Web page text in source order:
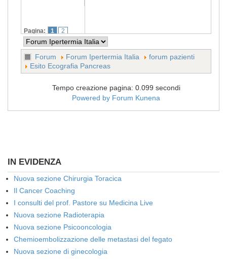
Pagina: 1 2
Forum Forum Ipertermia Italia
forum pazienti
Esito Ecografia Pancreas
Tempo creazione pagina: 0.099 secondi
Powered by Forum Kunena
IN EVIDENZA
Nuova sezione Chirurgia Toracica
Il Cancer Coaching
I consulti del prof. Pastore su Medicina Live
Nuova sezione Radioterapia
Nuova sezione Psicooncologia
Chemioembolizzazione delle metastasi del fegato
Nuova sezione di ginecologia